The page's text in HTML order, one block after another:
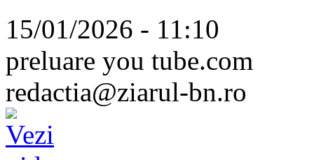
15/01/2026 - 11:10
preluare you tube.com
redactia@ziarul-bn.ro